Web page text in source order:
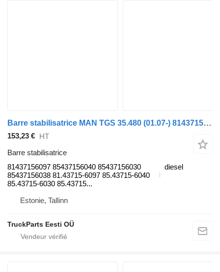
Barre stabilisatrice MAN TGS 35.480 (01.07-) 81437156097 pour tracteur routier MAN TGL, TGM, TGS, TGX (2005-2021)
153,23 € HT
Barre stabilisatrice
81437156097 85437156040 85437156030
85437156038 81.43715-6097 85.43715-6040
85.43715-6030 85.43715...
diesel
Estonie, Tallinn
TruckParts Eesti OÜ